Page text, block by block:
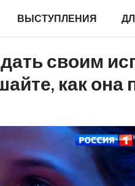
ВЫСТУПЛЕНИЯ
своим
как она